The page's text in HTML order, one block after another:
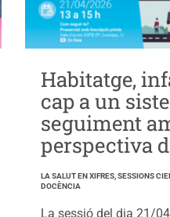
Habitatge,
cap a un
seguiment
perspectiva
LA SALUT EN XIFRES, SESSIONS
DOCÈNCIA
La sessió del dia 21/